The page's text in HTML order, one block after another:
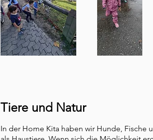
Tiere und Natur
In der Home Kita haben wir Hunde, Fische